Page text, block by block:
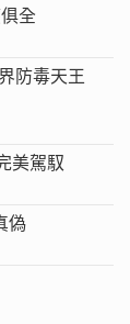
全
防毒天王
美駕馭
偽